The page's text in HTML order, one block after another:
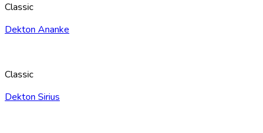
Classic
Dekton Ananke
Classic
Dekton Sirius